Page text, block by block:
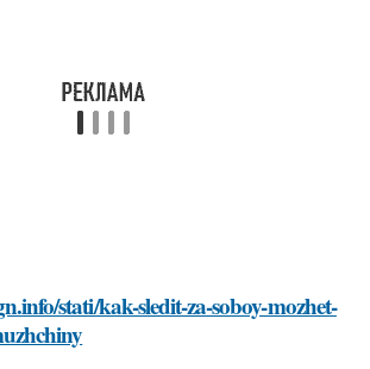
stati/kak-sledit-za-soboy-mozhet-